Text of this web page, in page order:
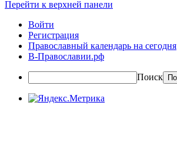
Перейти к верхней панели
Войти
Регистрация
Православный календарь на сегодня
В-Православии.рф
Поиск